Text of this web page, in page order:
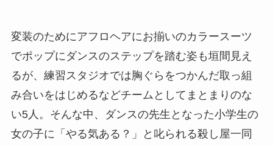
変装のためにアフロヘアにお揃いのカラースーツ
でポップにダンスのステップを踏む姿も垣間見え
るが、練習スタジオでは胸ぐらをつかんだ取っ組
み合いをはじめるなどチームとしてまとまりのな
い5人。そんな中、ダンスの先生となった小学生の
女の子に「やる気ある？」と叱られる殺し屋一同